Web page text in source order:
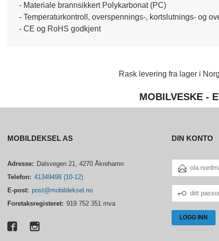
- Materiale brannsikkert Polykarbonat (PC)
- Temperaturkontroll, overspennings-, kortslutnings- og
- CE og RoHS godkjent
Rask levering fra lager i
MOBILVESKE -
MOBILDEKSEL AS
Adresse: Dalsvegen 21, 4270 Åkrehamn
Telefon: 41349498 (10-12)
E-post: post@mobildeksel.no
Foretaksregisteret: 919 752 351 mva
DIN KONTO
POSTADRESSE
PASSORD